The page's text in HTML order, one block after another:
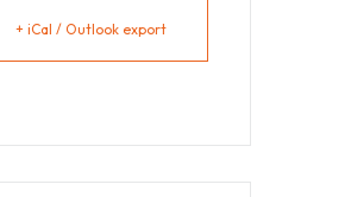
+ iCal / Outlook export